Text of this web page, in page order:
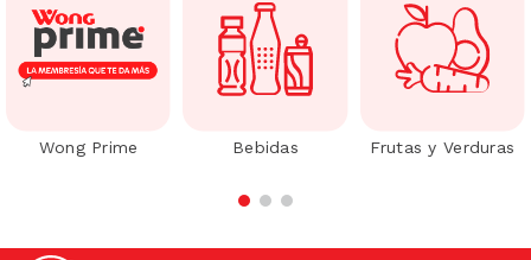
Wong Prime Bebidas Frutas y Verduras